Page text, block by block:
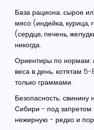
База рациона: сырое
мясо (индейка, курица,
(сердце, печень,
никогда.
Ориентиры по нормам:
веса в день; котятам
только граммами.
Безопасность:
Сибири - под запретом
нежирную - редко и